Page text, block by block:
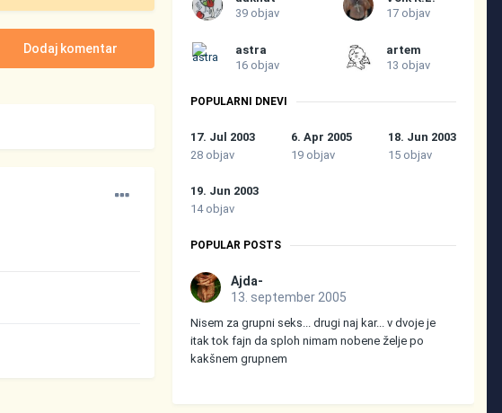
Dodaj komentar
39 objav
17 objav
astra
16 objav
artem
13 objav
POPULARNI DNEVI
17. Jul 2003
28 objav
6. Apr 2005
19 objav
18. Jun 2003
15 objav
19. Jun 2003
14 objav
POPULAR POSTS
Ajda-
13. september 2005
Nisem za grupni seks... drugi naj kar... v dvoje je
itak tok fajn da sploh nimam nobene želje po
kakšnem grupnem